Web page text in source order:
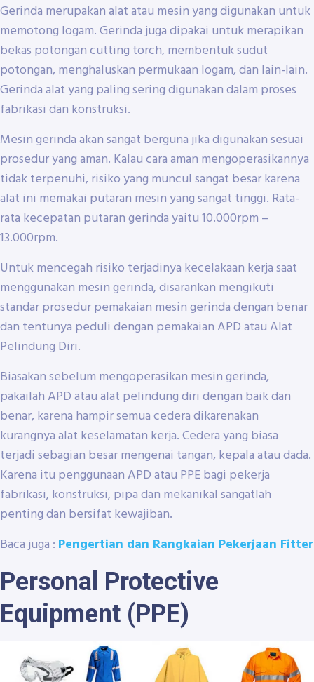
Gerinda merupakan alat atau mesin yang digunakan untuk
memotong logam. Gerinda juga dipakai untuk merapikan
bekas potongan cutting torch, membentuk sudut
potongan, menghaluskan permukaan logam, dan lain-lain.
Gerinda alat yang paling sering digunakan dalam proses
fabrikasi dan konstruksi.
Mesin gerinda akan sangat berguna jika digunakan sesuai
prosedur yang aman. Kalau cara aman mengoperasikannya
tidak terpenuhi, risiko yang muncul sangat besar karena
alat ini memakai putaran mesin yang sangat tinggi. Rata-
rata kecepatan putaran gerinda yaitu 10.000rpm –
13.000rpm.
Untuk mencegah risiko terjadinya kecelakaan kerja saat
menggunakan mesin gerinda, disarankan mengikuti
standar prosedur pemakaian mesin gerinda dengan benar
dan tentunya peduli dengan pemakaian APD atau Alat
Pelindung Diri.
Biasakan sebelum mengoperasikan mesin gerinda,
pakailah APD atau alat pelindung diri dengan baik dan
benar, karena hampir semua cedera dikarenakan
kurangnya alat keselamatan kerja. Cedera yang biasa
terjadi sebagian besar mengenai tangan, kepala atau dada.
Karena itu penggunaan APD atau PPE bagi pekerja
fabrikasi, konstruksi, pipa dan mekanikal sangatlah
penting dan bersifat kewajiban.
Baca juga : Pengertian dan Rangkaian Pekerjaan Fitter
Personal Protective
Equipment (PPE)